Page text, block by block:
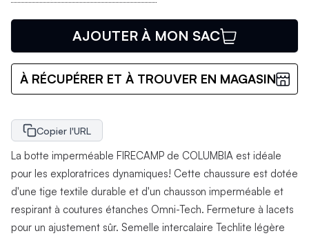
AJOUTER À MON SAC
À RÉCUPÉRER ET À TROUVER EN MAGASIN
Copier l'URL
La botte imperméable FIRECAMP de COLUMBIA est idéale
pour les exploratrices dynamiques! Cette chaussure est dotée
d'une tige textile durable et d'un chausson imperméable et
respirant à coutures étanches Omni-Tech. Fermeture à lacets
pour un ajustement sûr. Semelle intercalaire Techlite légère